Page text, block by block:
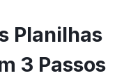
Planilhas
3 Passos